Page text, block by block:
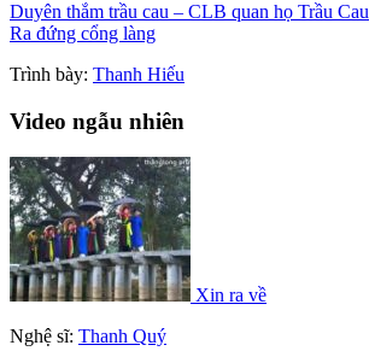
Duyên thắm trầu cau – CLB quan họ Trầu Cau
Ra đứng cổng làng
Trình bày: Thanh Hiếu
Video ngẫu nhiên
Xin ra về
Nghệ sĩ: Thanh Quý